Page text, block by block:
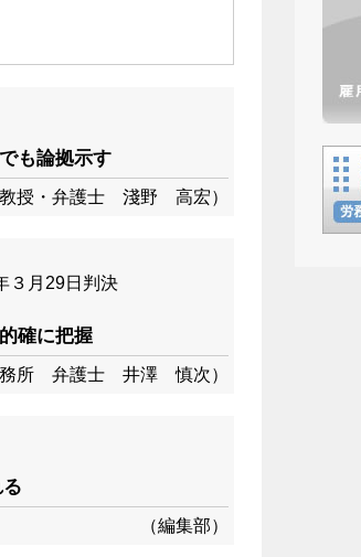
も論拠示す
教授・弁護士 淺野 高宏）
月29日判決
確に把握
務所 弁護士 井澤 慎次）
（編集部）